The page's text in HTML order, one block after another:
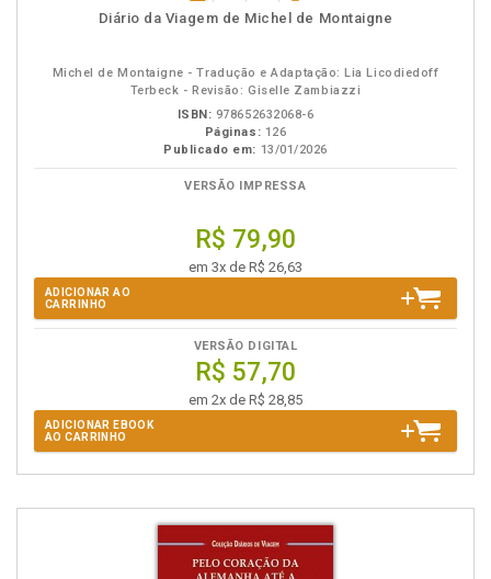
disponívelDisponível
páginaspodcast
Diário da Viagem de Michel de Montaigne
Michel de Montaigne - Tradução e Adaptação: Lia Licodiedoff
Terbeck - Revisão: Giselle Zambiazzi
ISBN: 978652632068-6
Páginas: 126
Publicado em: 13/01/2026
VERSÃO IMPRESSA
R$ 79,90
em 3x de R$ 26,63
ADICIONAR AO
CARRINHO
VERSÃO DIGITAL
R$ 57,70
em 2x de R$ 28,85
ADICIONAR EBOOK
AO CARRINHO